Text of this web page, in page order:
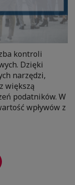
kontroli
Dzięki
narzędzi,
większą
podatników. W
wpływów z